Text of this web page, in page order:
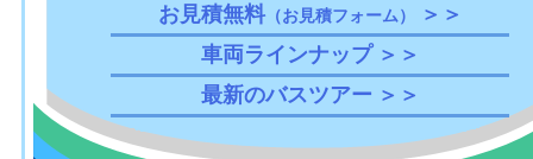
お見積無料（お見積フォーム）
＞＞
車両ラインナップ ＞＞
最新のバスツアー ＞＞